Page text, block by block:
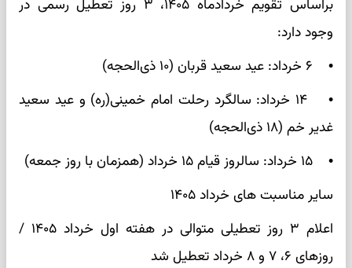
براساس تقویم خردادماه ۱۴۰۵، ۳ روز تعطیل رسمی در
وجود دارد:
• ۶ خرداد: عید سعید قربان (۱۰ ذی‌الحجه)
• ۱۴ خرداد: سالگرد رحلت امام خمینی(ره) و عید سعید
غدیر خم (۱۸ ذی‌الحجه)
• ۱۵ خرداد: سالروز قیام ۱۵ خرداد (همزمان با روز جمعه)
سایر مناسبت های خرداد ۱۴۰۵
اعلام ۳ روز تعطیلی متوالی در هفته اول خرداد ۱۴۰۵ /
روز‌های ۶، ۷ و ۸ خرداد تعطیل شد